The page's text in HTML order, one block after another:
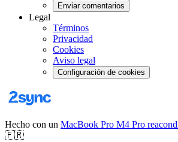
Enviar comentarios
Legal
Términos
Privacidad
Cookies
Aviso legal
Configuración de cookies
Hecho con un MacBook Pro M4 Pro
🇫🇷